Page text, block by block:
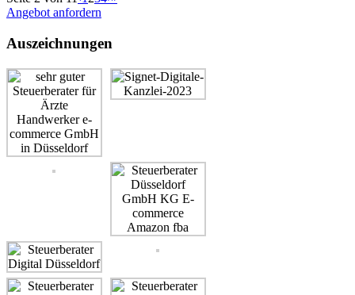
Angebot anfordern
Auszeichnungen